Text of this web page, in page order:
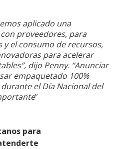
aplicado una
proveedores, para
el consumo de recursos,
para acelerar
dijo Penny. “Anunciar
empaquetado 100%
el Día Nacional del
”
para